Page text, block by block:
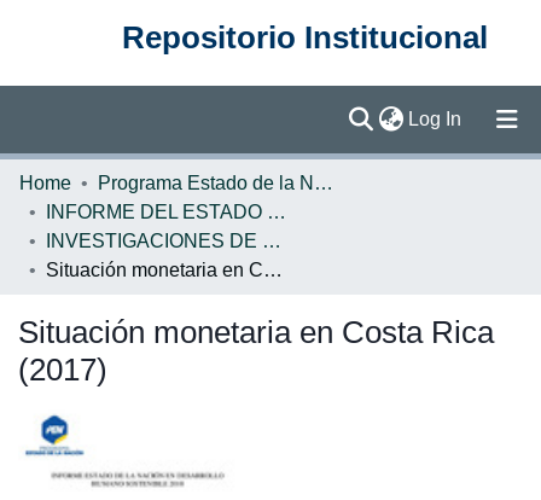
Repositorio Institucional
Log In (current)
Communities & Collections
Statistics
Home
Programa Estado de la Nación (PEN)
INFORME DEL ESTADO DE LA NACION
INVESTIGACIONES DE BASE EN
Situación monetaria en Costa Rica (2017)
Situación monetaria en Costa Rica
(2017)